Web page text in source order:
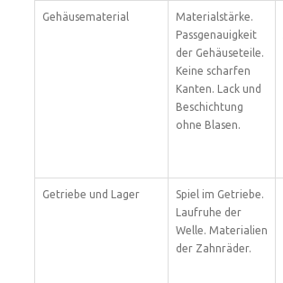
Gehäusematerial
Materialstärke.
Passgenauigkeit
der Gehäuseteile.
Keine scharfen
Kanten. Lack und
Beschichtung
ohne Blasen.
Getriebe und Lager
Spiel im Getriebe.
Laufruhe der
Welle. Materialien
der Zahnräder.